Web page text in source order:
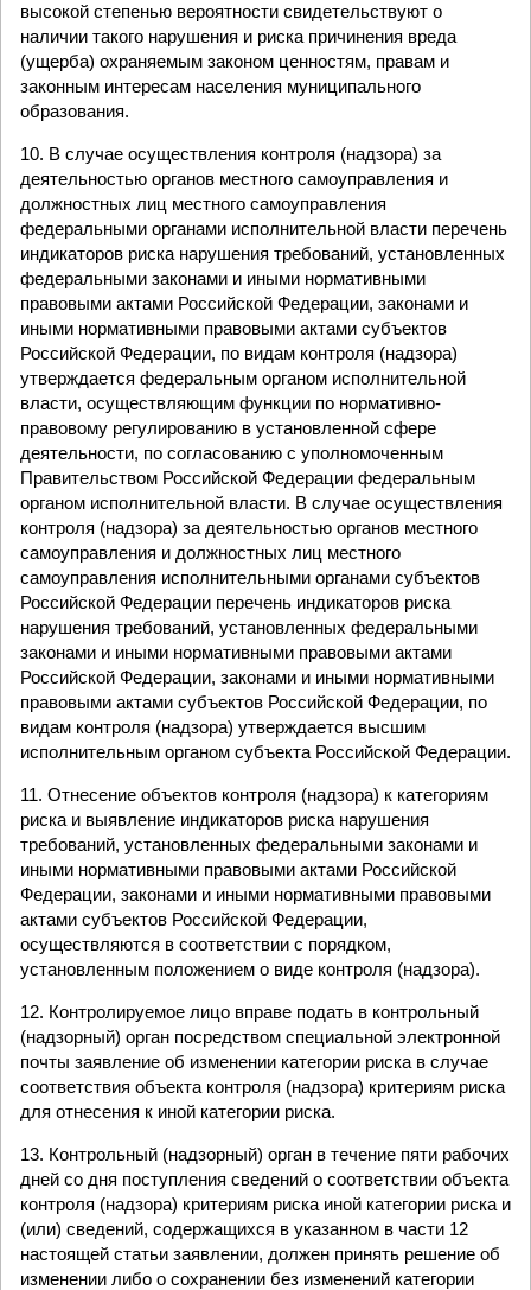
высокой степенью вероятности свидетельствуют о
наличии такого нарушения и риска причинения вреда
(ущерба) охраняемым законом ценностям, правам и
законным интересам населения муниципального
образования.
10. В случае осуществления контроля (надзора) за
деятельностью органов местного самоуправления и
должностных лиц местного самоуправления
федеральными органами исполнительной власти перечень
индикаторов риска нарушения требований, установленных
федеральными законами и иными нормативными
правовыми актами Российской Федерации, законами и
иными нормативными правовыми актами субъектов
Российской Федерации, по видам контроля (надзора)
утверждается федеральным органом исполнительной
власти, осуществляющим функции по нормативно-
правовому регулированию в установленной сфере
деятельности, по согласованию с уполномоченным
Правительством Российской Федерации федеральным
органом исполнительной власти. В случае осуществления
контроля (надзора) за деятельностью органов местного
самоуправления и должностных лиц местного
самоуправления исполнительными органами субъектов
Российской Федерации перечень индикаторов риска
нарушения требований, установленных федеральными
законами и иными нормативными правовыми актами
Российской Федерации, законами и иными нормативными
правовыми актами субъектов Российской Федерации, по
видам контроля (надзора) утверждается высшим
исполнительным органом субъекта Российской Федерации.
11. Отнесение объектов контроля (надзора) к категориям
риска и выявление индикаторов риска нарушения
требований, установленных федеральными законами и
иными нормативными правовыми актами Российской
Федерации, законами и иными нормативными правовыми
актами субъектов Российской Федерации,
осуществляются в соответствии с порядком,
установленным положением о виде контроля (надзора).
12. Контролируемое лицо вправе подать в контрольный
(надзорный) орган посредством специальной электронной
почты заявление об изменении категории риска в случае
соответствия объекта контроля (надзора) критериям риска
для отнесения к иной категории риска.
13. Контрольный (надзорный) орган в течение пяти рабочих
дней со дня поступления сведений о соответствии объекта
контроля (надзора) критериям риска иной категории риска и
(или) сведений, содержащихся в указанном в части 12
настоящей статьи заявлении, должен принять решение об
изменении либо о сохранении без изменений категории